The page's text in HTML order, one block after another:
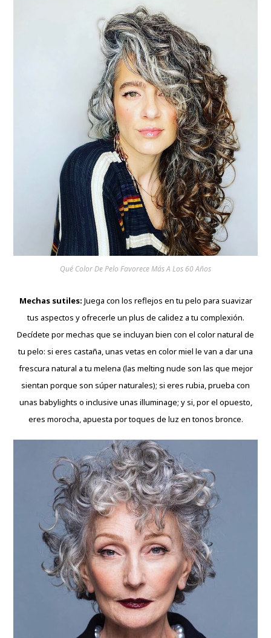
Qué Color De Pelo Favorece Más A Los 60 Años
Mechas sutiles: Juega con los reflejos en tu pelo para suavizar
tus aspectos y ofrecerle un plus de calidez a tu complexión.
Decídete por mechas que se incluyan bien con el color natural de
tu pelo: si eres castaña, unas vetas en color miel le van a dar una
frescura natural a tu melena (las melting nude son las que mejor
sientan porque son súper naturales); si eres rubia, prueba con
unas babylights o inclusive unas illuminage; y si, por el opuesto,
eres morocha, apuesta por toques de luz en tonos bronce.